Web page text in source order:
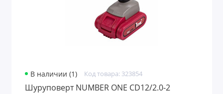
В наличии (1) Код товара: 323854
Шуруповерт NUMBER ONE CD12/2.0-2